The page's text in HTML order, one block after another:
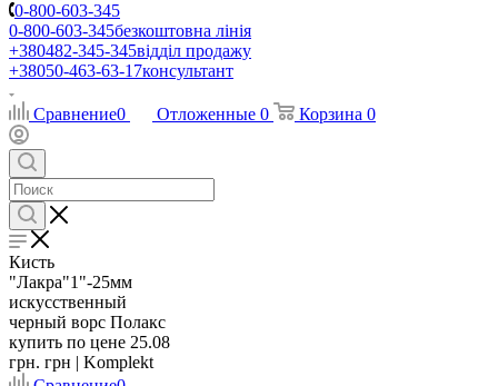
0-800-603-345
0-800-603-345безкоштовна лінія
+380482-345-345відділ продажу
+38050-463-63-17консультант
Сравнение0 Отложенные 0 Корзина 0
Кисть
"Лакра"1"-25мм
искусственный
черный ворс Полакс
купить по цене 25.08
грн. грн | Komplekt